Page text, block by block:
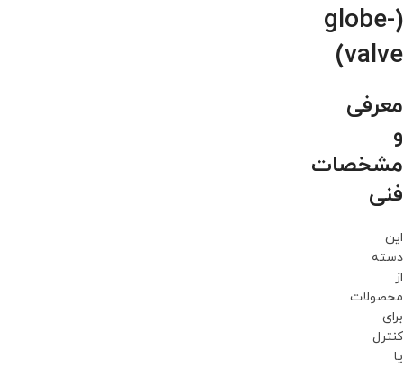
(globe-
valve)
معرفی
و
مشخصات
فنی
این
دسته
از
محصولات
برای
کنترل
یا